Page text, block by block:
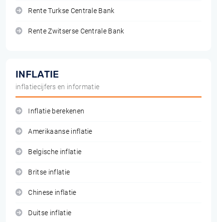
Rente Turkse Centrale Bank
Rente Zwitserse Centrale Bank
INFLATIE
inflatiecijfers en informatie
Inflatie berekenen
Amerikaanse inflatie
Belgische inflatie
Britse inflatie
Chinese inflatie
Duitse inflatie